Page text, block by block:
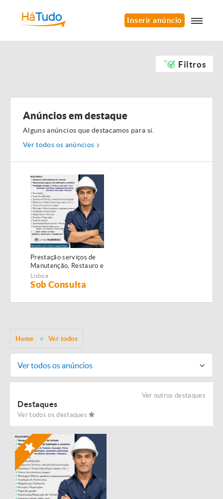
Inserir anúncio
Filtros
Anúncios em destaque
Alguns anúncios que destacamos para si.
Ver todos os anúncios
Prestação serviços de
Manutenção, Restauro e
Remodelação de
imóveis!
Lisboa
Sob Consulta
Home Ver todos
Ver todos os anúncios
Ver outros destaques
Destaques
Ver todos os destaques